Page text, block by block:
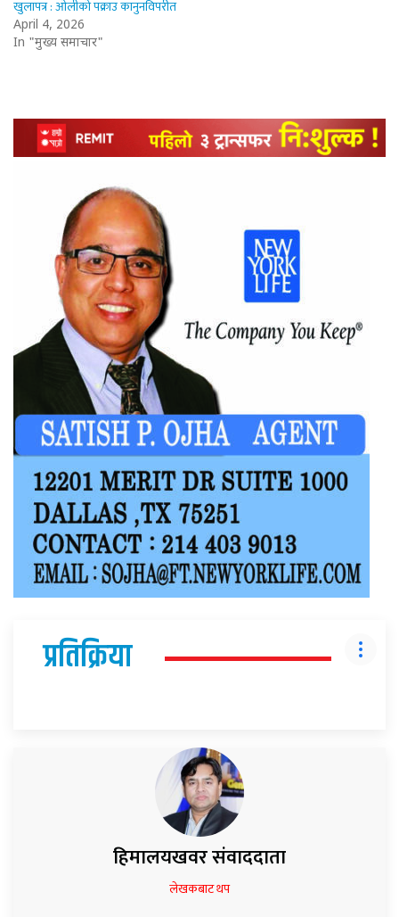
खुलापत्र : ओलीको पक्राउ कानुनविपरीत
April 4, 2026
In "मुख्य समाचार"
प्रतिक्रिया
हिमालयखवर संवाददाता
लेखकबाट थप